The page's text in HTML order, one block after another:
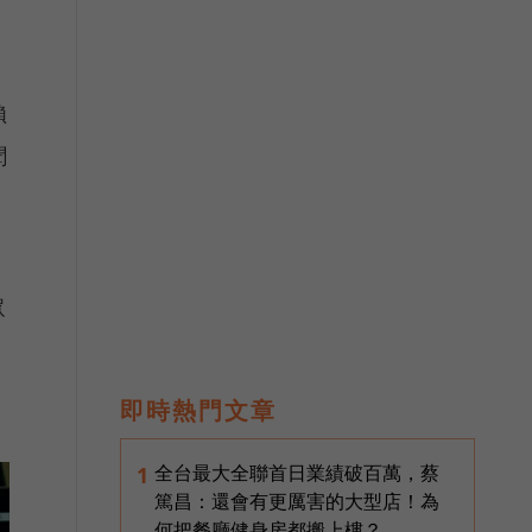
即時熱門文章
1 全台最大全聯首日業績破百萬，蔡
篤昌：還會有更厲害的大型店！為